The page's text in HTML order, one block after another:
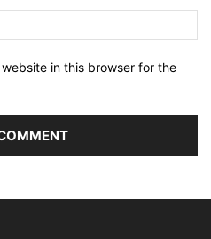
in this browser for the